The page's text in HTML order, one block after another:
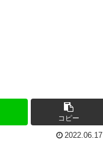
コピー
2022.06.17